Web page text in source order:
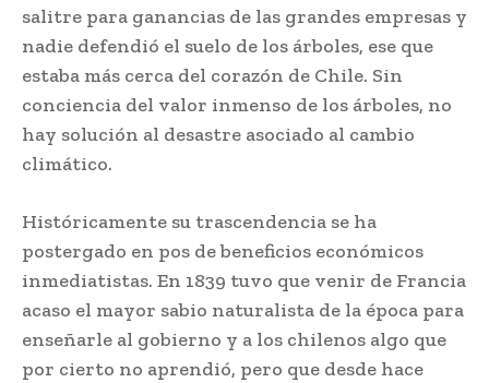
salitre para ganancias de las grandes empresas y
nadie defendió el suelo de los árboles, ese que
estaba más cerca del corazón de Chile. Sin
conciencia del valor inmenso de los árboles, no
hay solución al desastre asociado al cambio
climático.
Históricamente su trascendencia se ha
postergado en pos de beneficios económicos
inmediatistas. En 1839 tuvo que venir de Francia
acaso el mayor sabio naturalista de la época para
enseñarle al gobierno y a los chilenos algo que
por cierto no aprendió, pero que desde hace